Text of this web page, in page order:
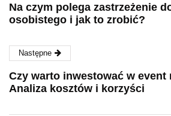
Na czym polega zastrzeżenie
osobistego i jak to zrobić?
Następne
Czy warto inwestować w event
Analiza kosztów i korzyści